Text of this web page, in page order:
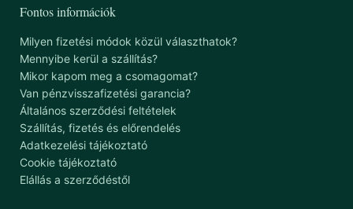
Fontos információk
Milyen fizetési módok közül választhatok?
Mennyibe kerül a szállítás?
Mikor kapom meg a csomagomat?
Van pénzvisszafizetési garancia?
Általános szerződési feltételek
Szállítás, fizetés és előrendelés
Adatkezelési tájékoztató
Cookie tájékoztató
Elállás a szerződéstől